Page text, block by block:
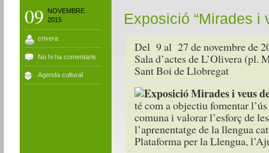
09
NOVEMBRE
2015
crivera
No hi ha comentaris
Agenda cultural
Exposició “Mirades i
Del 9 al 27 de novembre de
Sala d’actes de L’Olivera (pl.
Sant Boi de Llobregat
té com a objectiu fomentar
comuna i valorar l’esforç de
l’aprenentatge de la llengua
Plataforma per la Llengua,